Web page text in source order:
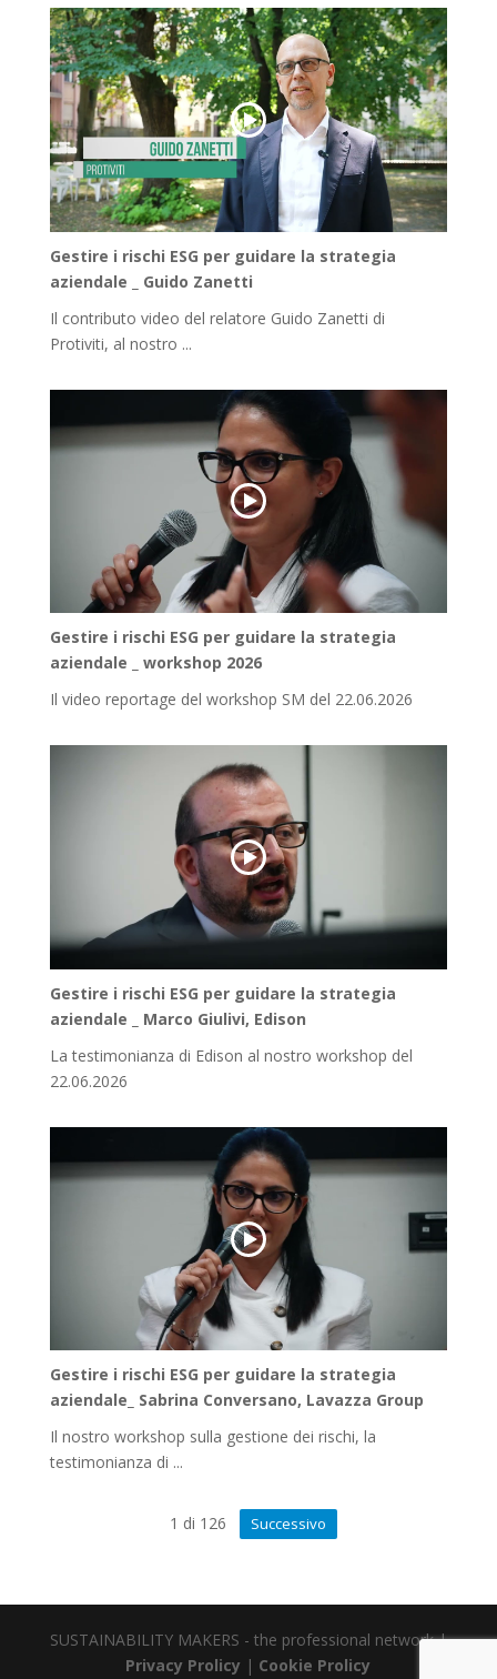
Gestire i rischi ESG per guidare la strategia
aziendale _ Guido Zanetti
Il contributo video del relatore Guido Zanetti di
Protiviti, al nostro ...
Gestire i rischi ESG per guidare la strategia
aziendale _ workshop 2026
Il video reportage del workshop SM del 22.06.2026
Gestire i rischi ESG per guidare la strategia
aziendale _ Marco Giulivi, Edison
La testimonianza di Edison al nostro workshop del
22.06.2026
Gestire i rischi ESG per guidare la strategia
aziendale_ Sabrina Conversano, Lavazza Group
Il nostro workshop sulla gestione dei rischi, la
testimonianza di ...
1 di 126 Successivo
SUSTAINABILITY MAKERS - the professional network |
Privacy Prolicy | Cookie Prolicy